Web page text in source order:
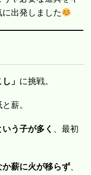
出発しました
」 に挑戦。
薪。
う子が多く 、最初
か薪に火が移らず、